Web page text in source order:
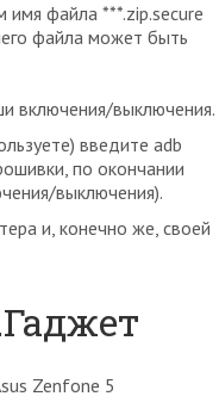
имя файла ***.zip.secure
файла может быть
включения/выключения.
введите adb
по окончании
выключения).
и, конечно же, своей
Zenfone 5